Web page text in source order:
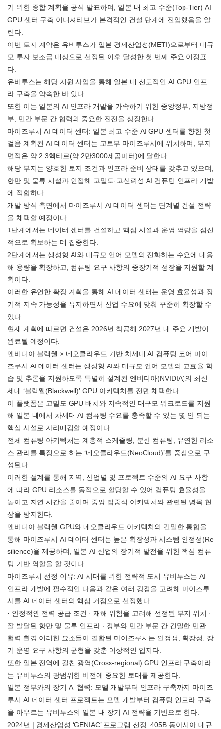
기 위한 종합 계획을 공식 발표하며, 일본 내 최고 수준(Top-Tier) AI
GPU 센터 구축 이니셔티브가 본격적인 건설 단계에 진입했음을 알
린다.
이번 토지 계약은 유비투스가 일본 경제산업성(METI)으로부터 대규
모 투자 보조금 대상으로 선정된 이후 달성한 첫 번째 주요 이정표
다.
유비투스는 해당 지원 사업을 통해 일본 내 선도적인 AI GPU 인프
라 구축을 약속한 바 있다.
또한 이는 일본의 AI 인프라 개발을 가속하기 위한 중앙정부, 지방정
부, 민간 부문 간 협력의 중요한 진전을 상징한다.
마이즈루시 AI 데이터 센터: 일본 최고 수준 AI GPU 센터를 향한 첫
걸음 계획된 AI 데이터 센터는 교토부 마이즈루시에 위치하며, 부지
면적은 약 2.3헥타르(약 2만3000제곱미터)에 달한다.
해당 부지는 양호한 토지 조건과 인프라 준비 상태를 갖추고 있으며,
항만 및 물류 시설과 인접해 고밀도·고신뢰성 AI 컴퓨팅 인프라 개발
에 적합하다.
개발 방식 측면에서 마이즈루시 AI 데이터 센터는 단계별 건설 전략
을 채택할 예정이다.
1단계에서는 데이터 센터를 건설하고 핵심 시설과 운영 역량을 점진
적으로 확보하는 데 집중한다.
2단계에서는 생성형 AI와 대규모 언어 모델의 진화하는 수요에 대응
해 용량을 확장하고, 컴퓨팅 요구 사항의 중장기적 성장을 지원할 계
획이다.
이러한 유연한 확장 계획을 통해 AI 데이터 센터는 운영 효율성과 장
기적 지속 가능성을 유지하면서 산업 수요에 맞춰 꾸준히 확장할 수
있다.
현재 계획에 따르면 건설은 2026년 착공해 2027년 내 주요 개발이
완료될 예정이다.
엔비디아 블랙웰 × 네오클라우드 기반 차세대 AI 컴퓨팅 코어 마이
즈루시 AI 데이터 센터는 생성형 AI와 대규모 언어 모델의 고효율 학
습 및 추론을 지원하도록 특별히 설계된 엔비디아(NVIDIA)의 최신
세대 ‘블랙웰(Blackwell)’ GPU 아키텍처를 전면 채택한다.
이 플랫폼은 고밀도 GPU 배치와 지속적인 대규모 워크로드를 지원
해 일본 내에서 차세대 AI 컴퓨팅 수요를 충족할 수 있는 몇 안 되는
핵심 시설로 자리매김할 예정이다.
전체 컴퓨팅 아키텍처는 계층적 스케줄링, 분산 컴퓨팅, 유연한 리소
스 관리를 특징으로 하는 ‘네오클라우드(NeoCloud)’를 중심으로 구
성된다.
이러한 설계를 통해 지역, 산업별 및 프로젝트 수준의 AI 요구 사항
에 따라 GPU 리소스를 동적으로 할당할 수 있어 컴퓨팅 효율성을
높이고 지연 시간을 줄이며 중앙 집중식 아키텍처와 관련된 병목 현
상을 방지한다.
엔비디아 블랙웰 GPU와 네오클라우드 아키텍처의 긴밀한 통합을
통해 마이즈루시 AI 데이터 센터는 높은 확장성과 시스템 안정성(Re
silience)을 제공하며, 일본 AI 산업의 장기적 발전을 위한 핵심 컴퓨
팅 기반 역할을 할 것이다.
마이즈루시 선정 이유: AI 시대를 위한 전략적 도시 유비투스는 AI
인프라 개발에 필수적인 다음과 같은 여러 강점을 고려해 마이즈루
시를 AI 데이터 센터의 핵심 거점으로 선정했다.
· 안정적인 전력 공급 조건 · 재해 위험을 고려해 선정된 부지 위치 ·
잘 발달된 항만 및 물류 인프라 · 정부와 민간 부문 간 긴밀한 민관
협력 환경 이러한 요소들이 결합된 마이즈루시는 안정성, 확장성, 장
기 운영 요구 사항의 균형을 갖춘 이상적인 입지다.
또한 일본 전역에 걸친 광역(Cross-regional) GPU 인프라 구축이라
는 유비투스의 광범위한 비전에 중요한 토대를 제공한다.
일본 정부와의 장기 AI 협력: 모델 개발부터 인프라 구축까지 마이즈
루시 AI 데이터 센터 프로젝트는 모델 개발부터 컴퓨팅 인프라 구축
을 아우르는 유비투스의 일본 내 장기 AI 전략을 기반으로 한다.
2024년 | 경제산업성 ‘GENIAC’ 프로그램 선정: 405B 동아시아 대규